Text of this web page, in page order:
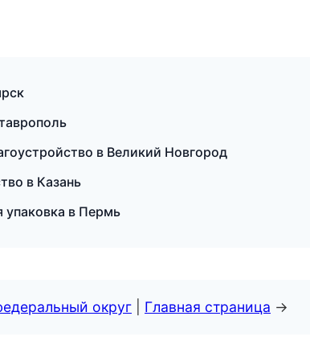
в Великий Новгород
в Казань
в Пермь
округ Главная страница →